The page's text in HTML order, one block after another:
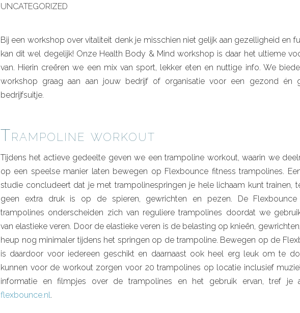
UNCATEGORIZED
Bij een workshop over vitaliteit denk je misschien niet gelijk aan gezelligheid en
kan dit wel degelijk! Onze Health Body & Mind workshop is daar het ultieme
van. Hierin creëren we een mix van sport, lekker eten en nuttige info. We
workshop graag aan aan jouw bedrijf of organisatie voor een gezond én
bedrijfsuitje.
Trampoline workout
Tijdens het actieve gedeelte geven we een trampoline workout, waarin we
op een speelse manier laten bewegen op Flexbounce fitness trampolines.
studie concludeert dat je met trampolinespringen je hele lichaam kunt trainen,
geen extra druk is op de spieren, gewrichten en pezen. De Flexbounce
trampolines onderscheiden zich van reguliere trampolines doordat we
van elastieke veren. Door de elastieke veren is de belasting op knieën,
heup nog minimaler tijdens het springen op de trampoline. Bewegen op de
is daardoor voor iedereen geschikt en daarnaast ook heel erg leuk om te
kunnen voor de workout zorgen voor 20 trampolines op locatie inclusief
informatie en filmpjes over de trampolines en het gebruik ervan, tref je
flexbounce.nl.